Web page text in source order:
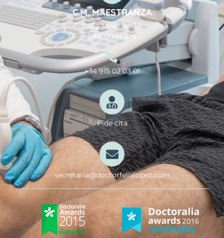
C.M. MAESTRANZA
Calle Téllez Nº 30,
28007 Madrid
+34 915 02 03 01
Pide cita
secretaria@doctorfelixlopez.com